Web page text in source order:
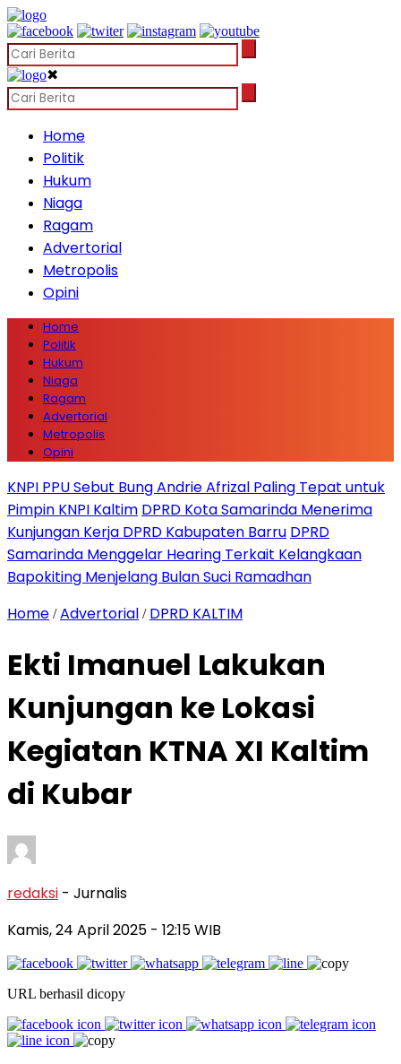
✖
Home
Politik
Hukum
Niaga
Ragam
Advertorial
Metropolis
Opini
Home
Politik
Hukum
Niaga
Ragam
Advertorial
Metropolis
Opini
KNPI PPU Sebut Bung Andrie Afrizal Paling Tepat untuk
Pimpin KNPI Kaltim DPRD Kota Samarinda Menerima
Kunjungan Kerja DPRD Kabupaten Barru DPRD
Samarinda Menggelar Hearing Terkait Kelangkaan
Bapokiting Menjelang Bulan Suci Ramadhan
Home /Advertorial / DPRD KALTIM
Ekti Imanuel Lakukan
Kunjungan ke Lokasi
Kegiatan KTNA XI Kaltim
di Kubar
redaksi - Jurnalis
Kamis, 24 April 2025 - 12:15 WIB
URL berhasil dicopy